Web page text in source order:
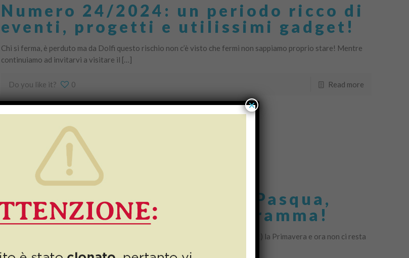
Numero 24/2024: un periodo ricco di
eventi, progetti e utilissimi gadget!
Chi si ferma, è perduto ma da Dolfi questo rischio non c’è visto che fermi non sappiamo proprio stare! Mentre
continuiamo ad invitarvi a visitare il […]
Do you like it? 0 Read more
Numero 8/2024: arriva la Pasqua,
tante le iniziative in programma!
Abbiamo celebrato le donne, festeggiato i babbi, è arrivata (o almeno si spera!) la Primavera e ora non ci resta
×